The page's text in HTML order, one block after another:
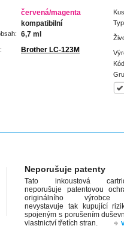
červená/magenta
kompatibilní
6,7 ml
Brother LC-123M
Neporušuje patenty
Tato inkoustová
neporušuje patentovou
originálního
nevystavuje tak kupující
spojeným s porušením
vlastnictví třetích stran.